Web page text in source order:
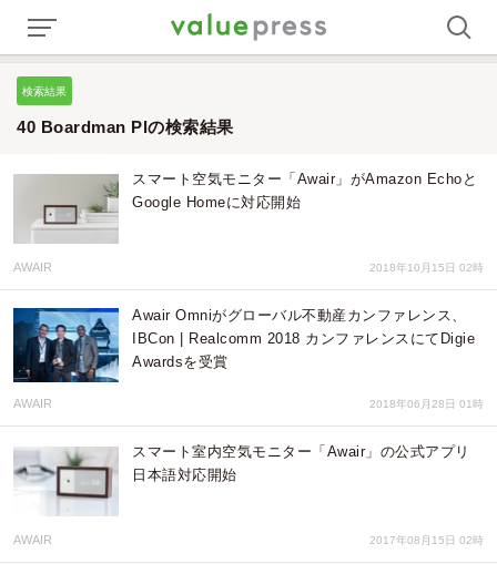
検索結果
40 Boardman Plの検索結果
スマート空気モニター「Awair」がAmazon Echoと
Google Homeに対応開始
AWAIR 2018年10月15日 02時
Awair Omniがグローバル不動産カンファレンス、
IBCon | Realcomm 2018 カンファレンスにてDigie
Awardsを受賞
AWAIR 2018年06月28日 01時
スマート室内空気モニター「Awair」の公式アプリ
日本語対応開始
AWAIR 2017年08月15日 02時